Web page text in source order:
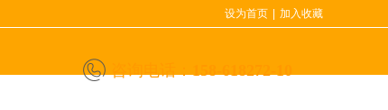
咨询电话：158-618272-10
设为首页 加入收藏